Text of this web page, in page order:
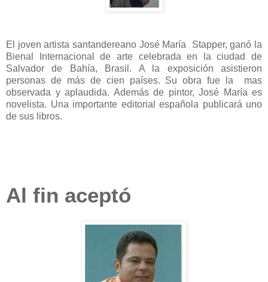
El joven artista santandereano José María Stapper, ganó la
Bienal Internacional de arte celebrada en la ciudad de
Salvador de Bahía, Brasil. A la exposición asistieron
personas de más de cien países. Su obra fue la mas
observada y aplaudida. Además de pintor, José María es
novelista. Una importante editorial española publicará uno
de sus libros.
Al fin aceptó